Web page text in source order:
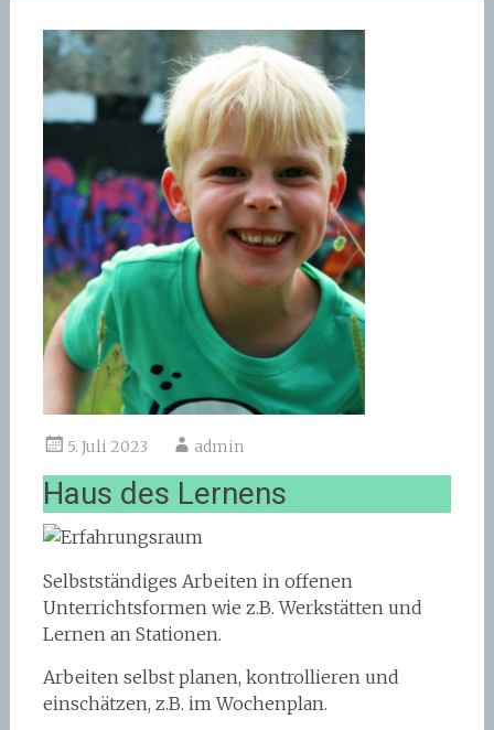
5. Juli 2023 admin
Haus des Lernens
Selbstständiges Arbeiten in offenen
Unterrichtsformen wie z.B. Werkstätten und
Lernen an Stationen.
Arbeiten selbst planen, kontrollieren und
einschätzen, z.B. im Wochenplan.